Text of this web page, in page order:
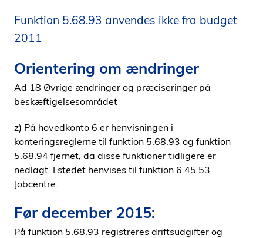
h
o
l
p
å
s
d
e
n
Funktion 5.68.93 anvendes ikke fra budget
2011
Orientering om ændringer
Ad 18 Øvrige ændringer og præciseringer på
beskæftigelsesområdet
z) På hovedkonto 6 er henvisningen i
konteringsreglerne til funktion 5.68.93 og funktion
5.68.94 fjernet, da disse funktioner tidligere er
nedlagt. I stedet henvises til funktion 6.45.53
Jobcentre.
Før december 2015:
På funktion 5.68.93 registreres driftsudgifter og